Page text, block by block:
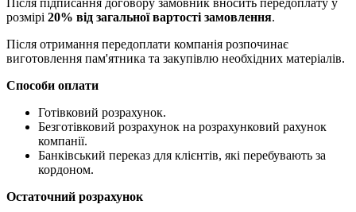
розмірі 20% від загальної вартості замовлення.
Після отримання передоплати компанія розпочинає
виготовлення пам'ятника та закупівлю необхідних матеріалів.
Способи оплати
Готівковий розрахунок.
Безготівковий розрахунок на розрахунковий рахунок
компанії.
Банківський переказ для клієнтів, які перебувають за
кордоном.
Остаточний розрахунок